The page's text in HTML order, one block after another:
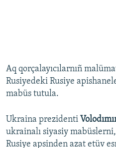
Aq qorçalayıcılarnıñ
Rusiyedeki Rusiye
mabüs tutula.
Ukraina prezidenti
ukrainalı siyasiy mabüslerni,
Rusiye apsinden azat etüv